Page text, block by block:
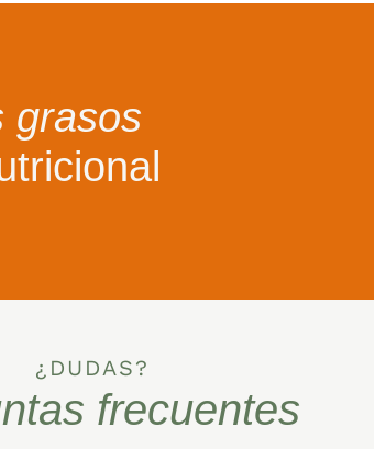
grasos
¿DUDAS?
frecuentes